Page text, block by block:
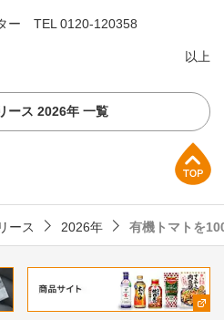
ー TEL 0120-120358
以上
ース 2026年 一覧
ース 2026年 有機トマトを